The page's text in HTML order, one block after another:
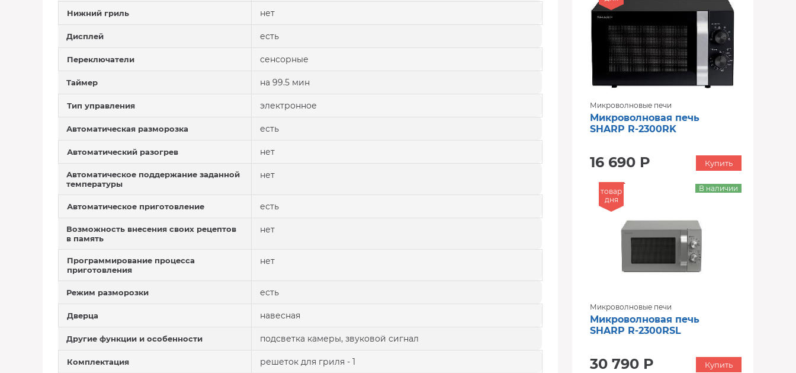
Нижний гриль нет
Дисплей есть
Переключатели сенсорные
Таймер на 99.5 мин
Тип управления электронное
Автоматическая разморозка есть
Автоматический разогрев нет
Автоматическое поддержание заданной
температуры
нет
Автоматическое приготовление есть
Возможность внесения своих рецептов
в память
нет
Программирование процесса
приготовления
нет
Режим разморозки есть
Дверца навесная
Другие функции и особенности подсветка камеры, звуковой сигнал
Комплектация решеток для гриля - 1
Микроволновые печи
Микроволновая печь
SHARP R-2300RK
16 690 Р Купить
товар
дня
Микроволновые печи
Микроволновая печь
SHARP R-2300RSL
30 790 Р
В наличии
Купить